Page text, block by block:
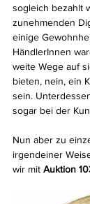
sogleich bezahlt
zunehmenden
einige
HändlerInnen
weite Wege auf
bieten, nein, ein
sein.
sogar bei der
Nun aber zu
irgendeiner
wir mit Auktion